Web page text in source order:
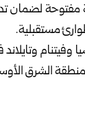
مفتوحة
مستقبلية.
التي تضم 10 دول منها
منطقة الشرق